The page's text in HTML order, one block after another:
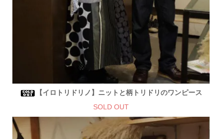
【イロトリドリノ】ニットと柄トリドリのワンピース
SOLD OUT